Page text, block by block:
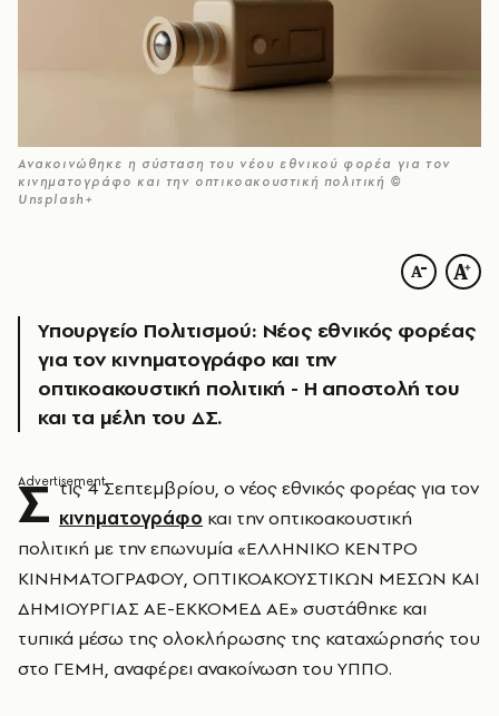
Ανακοινώθηκε η σύσταση του νέου εθνικού φορέα για τον
κινηματογράφο και την οπτικοακουστική πολιτική ©
Unsplash+
Υπουργείο Πολιτισμού: Νέος εθνικός φορέας
για τον κινηματογράφο και την
οπτικοακουστική πολιτική - Η αποστολή του
και τα μέλη του ΔΣ.
Σ τις 4 Σεπτεμβρίου, ο νέος εθνικός φορέας για τον
κινηματογράφο και την οπτικοακουστική
πολιτική με την επωνυμία «ΕΛΛΗΝΙΚΟ ΚΕΝΤΡΟ
ΚΙΝΗΜΑΤΟΓΡΑΦΟΥ, ΟΠΤΙΚΟΑΚΟΥΣΤΙΚΩΝ ΜΕΣΩΝ ΚΑΙ
ΔΗΜΙΟΥΡΓΙΑΣ ΑΕ-ΕΚΚΟΜΕΔ ΑΕ» συστάθηκε και
τυπικά μέσω της ολοκλήρωσης της καταχώρησής του
στο ΓΕΜΗ, αναφέρει ανακοίνωση του ΥΠΠΟ.